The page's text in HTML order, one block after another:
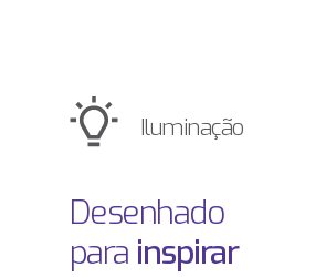
Iluminação
Desenhado
para inspirar